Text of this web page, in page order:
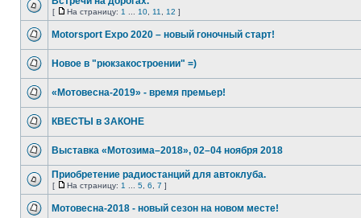
[ На страницу: 1 10 11 12 ]
Motorsport Expo 2020 – новый гоночный старт!
Новое в "рюкзакостроении" =)
«Мотовесна-2019» - время премьер!
КВЕСТЫ в ЗАКОНЕ
Выставка «Мотозима–2018», 02–04 ноября 2018
Приобретение радиостанций для автоклуба.
[ На страницу: 1 5 6 7 ]
Мотовесна-2018 - новый сезон на новом месте!